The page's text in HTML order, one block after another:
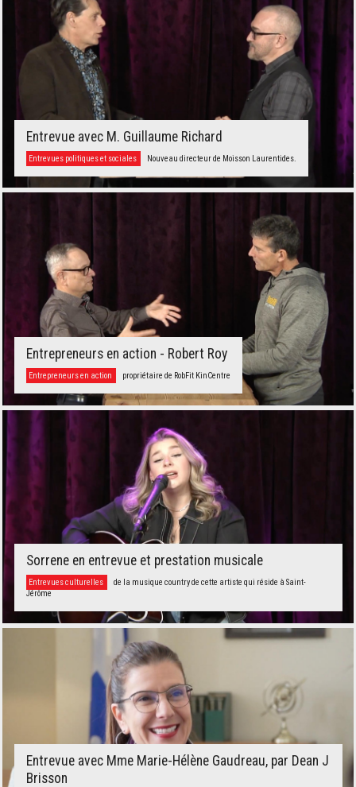
Entrevue avec M. Guillaume Richard
Entrevues politiques et sociales Nouveau directeur de Moisson Laurentides.
Entrepreneurs en action - Robert Roy
Entrepreneurs en action propriétaire de RobFit KinCentre
Sorrene en entrevue et prestation musicale
Entrevues culturelles
de la musique country de cette artiste qui réside à Saint-
Jérôme
Entrevue avec Mme Marie-Hélène Gaudreau, par Dean J
Brisson